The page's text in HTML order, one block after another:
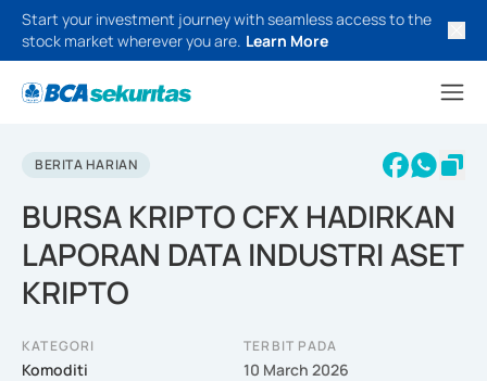
Start your investment journey with seamless access to the
stock market wherever you are. Learn More
BERITA HARIAN
BURSA KRIPTO CFX HADIRKAN
LAPORAN DATA INDUSTRI ASET
KRIPTO
KATEGORI
Komoditi
TERBIT PADA
10 March 2026